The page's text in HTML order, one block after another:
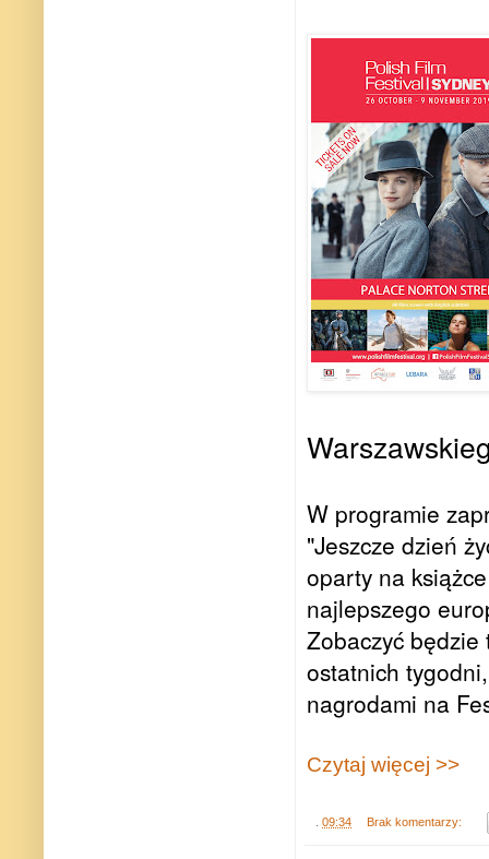
W programie
"Jeszcze dzień
oparty na
najlepszego
Zobaczyć
ostatnich
nagrodami na
Czytaj więcej >>
09:34 Brak komentarzy: